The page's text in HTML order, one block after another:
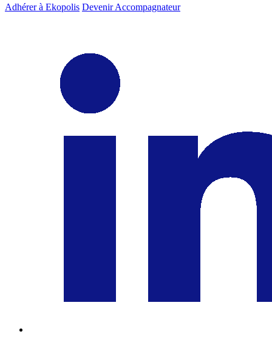
Adhérer à Ekopolis Devenir Accompagnateur